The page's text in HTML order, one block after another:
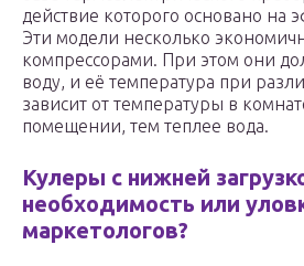
действие которого основано на
Эти модели несколько
компрессорами. При этом они
воду, и её температура при
зависит от температуры в
помещении, тем теплее вода.
Кулеры с нижней
необходимость или
маркетологов?